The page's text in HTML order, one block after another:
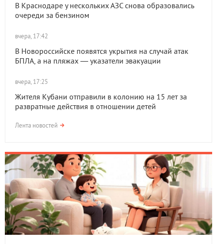
В Краснодаре у нескольких АЗС снова образовались
очереди за бензином
вчера, 17:42
В Новороссийске появятся укрытия на случай атак
БПЛА, а на пляжах — указатели эвакуации
вчера, 17:25
Жителя Кубани отправили в колонию на 15 лет за
развратные действия в отношении детей
Лента новостей